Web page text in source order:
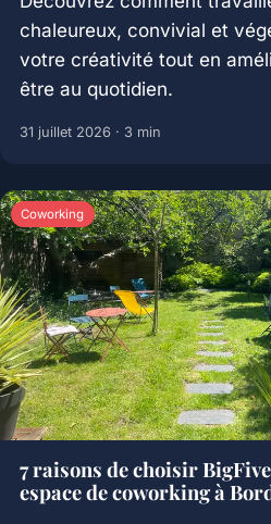
chaleureux, convivial et
votre créativité tout en
être au quotidien.
31 juillet 2026 · 3 min
Coworking
7 raisons de choisir
espace de coworking à